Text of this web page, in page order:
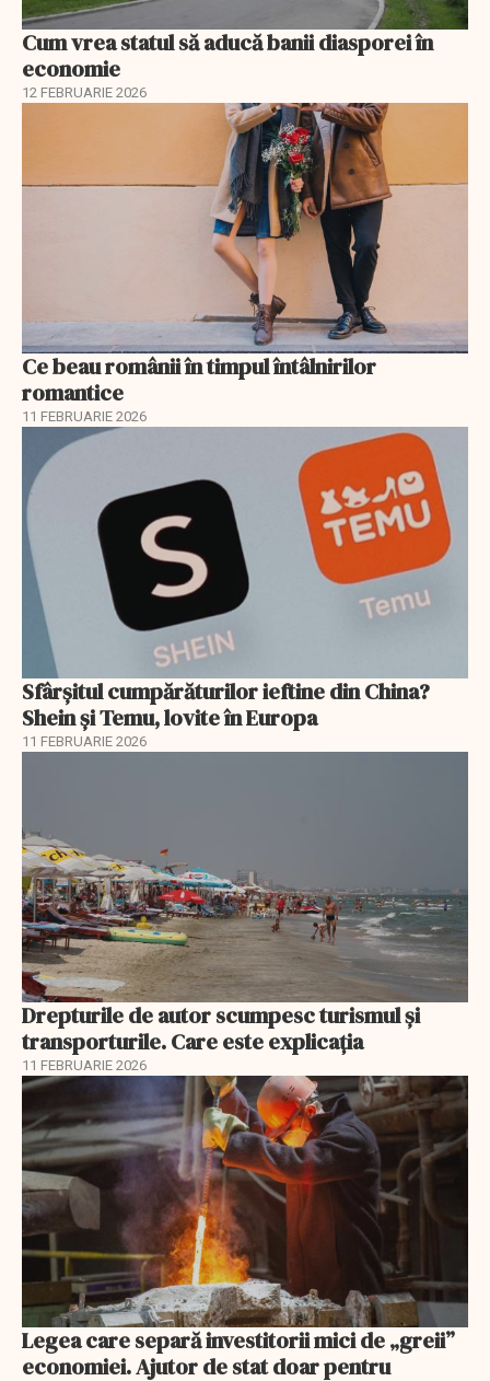
Cum vrea statul să aducă banii diasporei în
economie
12 FEBRUARIE 2026
Ce beau românii în timpul întâlnirilor
romantice
11 FEBRUARIE 2026
Sfârșitul cumpărăturilor ieftine din China?
Shein și Temu, lovite în Europa
11 FEBRUARIE 2026
Drepturile de autor scumpesc turismul și
transporturile. Care este explicația
11 FEBRUARIE 2026
Legea care separă investitorii mici de „greii”
economiei. Ajutor de stat doar pentru